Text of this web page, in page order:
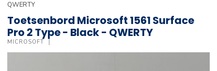
QWERTY
Toetsenbord Microsoft 1561 Surface
Pro 2 Type - Black - QWERTY
MICROSOFT